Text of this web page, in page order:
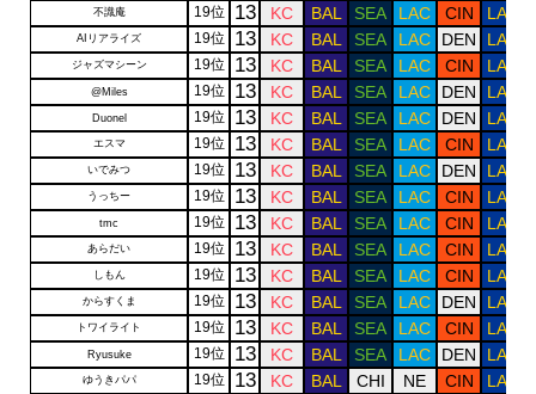
不識庵 19位 13 KC BAL SEA LAC CIN LAR
AIリアライズ 19位 13 KC BAL SEA LAC DEN LAR
ジャズマシーン 19位 13 KC BAL SEA LAC CIN LAR
@Miles 19位 13 KC BAL SEA LAC DEN LAR
Duonel 19位 13 KC BAL SEA LAC DEN LAR
エスマ 19位 13 KC BAL SEA LAC CIN LAR
いでみつ 19位 13 KC BAL SEA LAC DEN LAR
うっちー 19位 13 KC BAL SEA LAC CIN LAR
tmc 19位 13 KC BAL SEA LAC CIN LAR
あらだい 19位 13 KC BAL SEA LAC CIN LAR
しもん 19位 13 KC BAL SEA LAC CIN LAR
からすくま 19位 13 KC BAL SEA LAC DEN LAR
トワイライト 19位 13 KC BAL SEA LAC CIN LAR
Ryusuke 19位 13 KC BAL SEA LAC DEN LAR
ゆうきパパ 19位 13 KC BAL CHI NE CIN LAR